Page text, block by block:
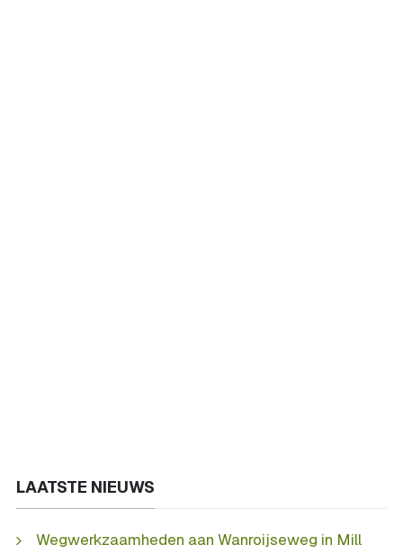
LAATSTE NIEUWS
Wegwerkzaamheden aan Wanroijseweg in Mill